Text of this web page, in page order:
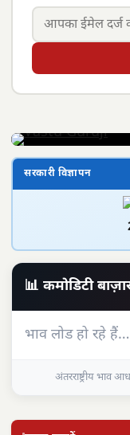
सरकारी विज्ञापन
📊 कमोडिटी
भाव लोड हो रहे हैं…
अंतरराष्ट्रीय भाव